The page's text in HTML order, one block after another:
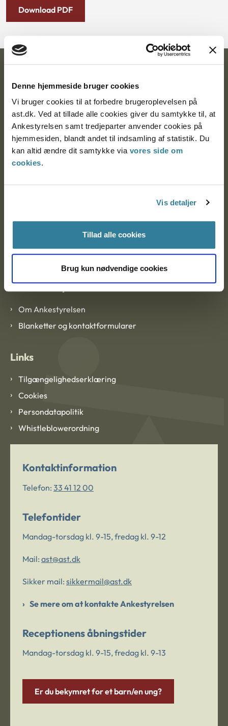
Denne hjemmeside bruger cookies
Vi bruger cookies til at forbedre brugeroplevelsen på
ast.dk. Ved at tillade alle cookies giver du samtykke til, at
Ankestyrelsen samt tredjeparter anvender cookies på
hjemmesiden, blandt andet til indsamling af statistik. Du
kan altid ændre dit samtykke via vores side om
cookies.
Vis detaljer
Tillad alle cookies
Brug kun nødvendige cookies
Download PDF
Postadresse:
Nytorv 7, 2. sal
9000 Aalborg
Ankestyrelsen Aalborg
EAN: 57 98 000 35 48 21
CVR: 1007 4002
Om Ankestyrelsen
Om Ankestyrelsen
Blanketter og kontaktformularer
Links
Tilgængelighedserklæring
Cookies
Persondatapolitik
Whistleblowerordning
Kontaktinformation
Telefon: 33 41 12 00
Telefontider
Mandag-torsdag kl. 9-15, fredag kl. 9-12
Mail: ast@ast.dk
Sikker mail: sikkermail@ast.dk
Se mere om at kontakte Ankestyrelsen
Receptionens åbningstider
Mandag-torsdag kl. 9-15, fredag kl. 9-13
Er du bekymret for et barn/en ung?